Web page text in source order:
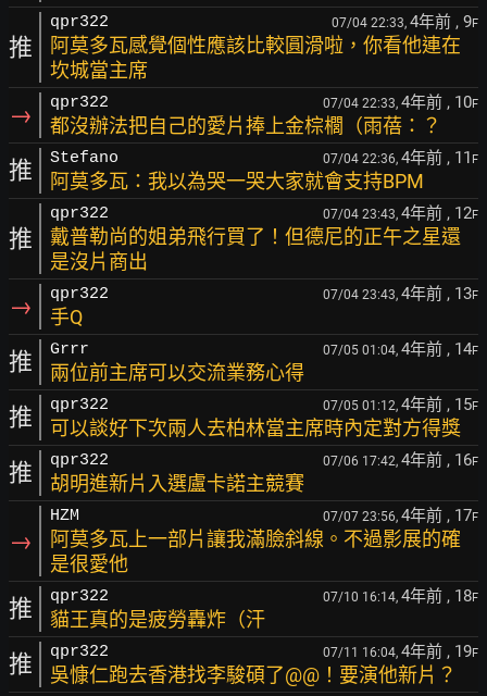
推
qpr322 07/04 22:33, 4年前 , 9F
阿莫多瓦感覺個性應該比較圓滑啦，你看他連在
坎城當主席
→ qpr322 07/04 22:33, 4年前 , 10F
都沒辦法把自己的愛片捧上金棕櫚（雨蓓：？
推 Stefano 07/04 22:36, 4年前 , 11 F
阿莫多瓦：我以為哭一哭大家就會支持BPM
推
qpr322 07/04 23:43, 4年前 , 12F
戴普勒尚的姐弟飛行買了！但德尼的正午之星還
是沒片商出
→ qpr322 07/04 23:43, 4年前 , 13F
手Q
推 Grrr 07/05 01:04, 4年前 , 14F
兩位前主席可以交流業務心得
推 qpr322 07/05 01:12, 4年前 , 15F
可以談好下次兩人去柏林當主席時內定對方得獎
推 qpr322 07/06 17:42, 4年前 , 16F
胡明進新片入選盧卡諾主競賽
→
HZM 07/07 23:56, 4年前 , 17F
阿莫多瓦上一部片讓我滿臉斜線。不過影展的確
是很愛他
推 qpr322 07/10 16:14, 4年前 , 18F
貓王真的是疲勞轟炸（汗
推 qpr322 07/11 16:04, 4年前 , 19F
吳慷仁跑去香港找李駿碩了@@！要演他新片？